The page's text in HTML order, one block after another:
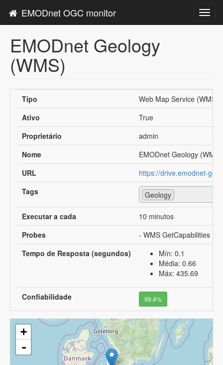
EMODnet OGC monitor
EMODnet Geology
(WMS)
Tipo
Web Map Service (WMS)
Ativo
True
Proprietário
admin
Nome
EMODnet Geology (WMS)
URL
https://drive.emodnet-
Tags
Geology
Executar a cada
10 minutos
Probes
- WMS GetCapabilities
Tempo de Resposta (segundos)
Mín: 0.1
Média: 0.66
Máx: 435.69
Confiabilidade 99.4%
+
-